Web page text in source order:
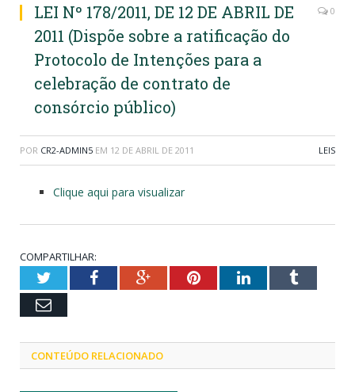
LEI Nº 178/2011, DE 12 DE ABRIL DE
2011 (Dispõe sobre a ratificação do
Protocolo de Intenções para a
celebração de contrato de
consórcio público)
0
POR CR2-ADMIN5 EM 12 DE ABRIL DE 2011 LEIS
Clique aqui para visualizar
COMPARTILHAR:
TwitterFacebookGoogle+PinterestLinkedInTumblr
Email
CONTEÚDO RELACIONADO